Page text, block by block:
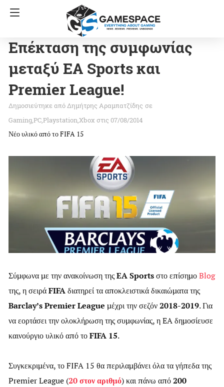
Επέκταση της συμφωνίας
μεταξύ EA Sports και
Premier League!
Δημήτρης Αραμπατζίδης σε
GamingPCPlaystationXbox στις 07/08/2014
Νέο υλικό από το FIFA 15
Σύμφωνα με την ανακοίνωση τηςEA Sportsστο επίσημοBlog
της, η σειράFIFAδιατηρεί τα αποκλειστικά δικαιώματα της
Barclay’s Premier League μέχρι την σεζόν2018-2019. Για
να εορτάσει την ολοκλήρωση της συμφωνίας, η EA δημοσίευσε
καινούργιο υλικό από τοFIFA 15.
Συγκεκριμένα, το FIFA 15 θα περιλαμβάνει όλα τα γήπεδα της
Premier League (20 στον αριθμό) και πάνω από200